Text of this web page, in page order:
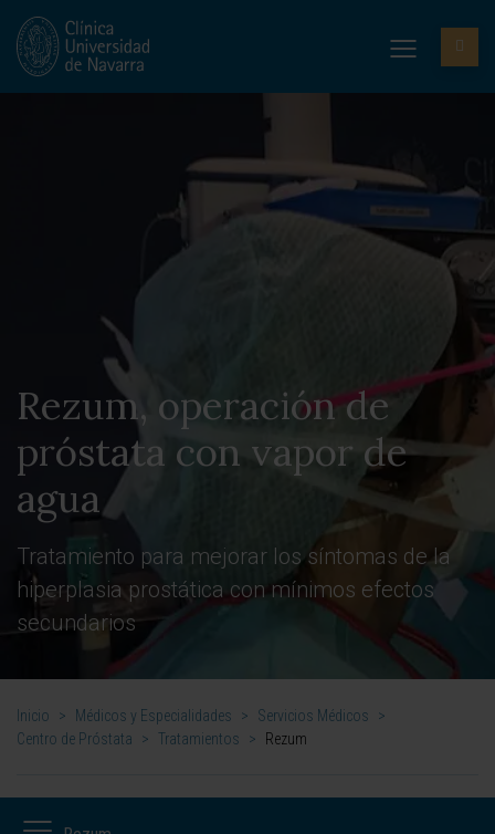
Rezum, operación de
próstata con vapor de
agua
Tratamiento para mejorar los síntomas de la
hiperplasia prostática con mínimos efectos
secundarios
Inicio > Médicos y Especialidades > Servicios Médicos
>
Centro de Próstata
> Tratamientos > Rezum